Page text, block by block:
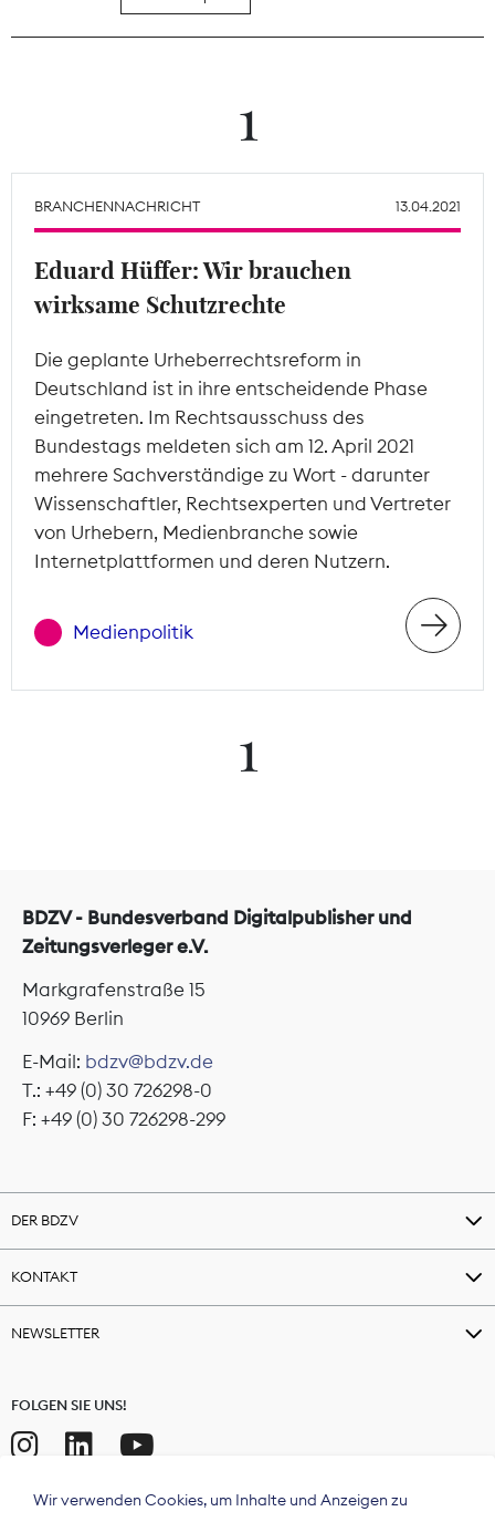
Wächterpreis
Mitgliederbereich
1
BRANCHENNACHRICHT 13.04.2021
Eduard Hüffer: Wir brauchen
wirksame Schutzrechte
Die geplante Urheberrechtsreform in
Deutschland ist in ihre entscheidende Phase
eingetreten. Im Rechtsausschuss des
Bundestags meldeten sich am 12. April 2021
mehrere Sachverständige zu Wort - darunter
Wissenschaftler, Rechtsexperten und Vertreter
von Urhebern, Medienbranche sowie
Internetplattformen und deren Nutzern.
Medienpolitik
1
BDZV - Bundesverband Digitalpublisher und
Zeitungsverleger e.V.
Markgrafenstraße 15
10969 Berlin
E-Mail: bdzv@bdzv.de
T.: +49 (0) 30 726298-0
F: +49 (0) 30 726298-299
DER BDZV
KONTAKT
NEWSLETTER
FOLGEN SIE UNS!
Wir verwenden Cookies, um Inhalte und Anzeigen zu